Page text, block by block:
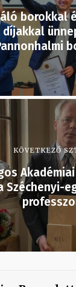
borokkal
díjakkal
KÖVETKEZŐ
Széchenyi-